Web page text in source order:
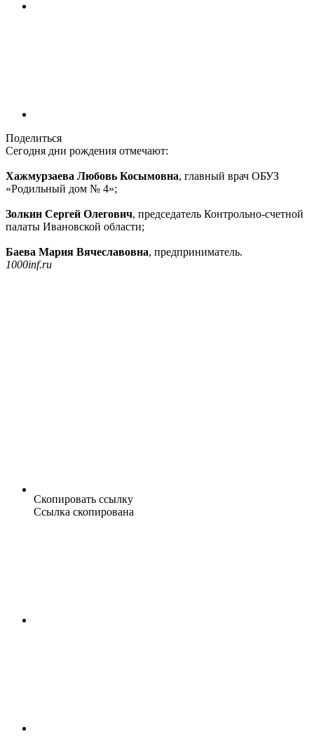
Поделиться
Сегодня дни рождения отмечают:
Хажмурзаева Любовь Косымовна, главный врач ОБУЗ
«Родильный дом № 4»;
Золкин Сергей Олегович, председатель Контрольно-счетной
палаты Ивановской области;
Баева Мария Вячеславовна, предприниматель.
1000inf.ru
Скопировать ссылку
Ссылка скопирована